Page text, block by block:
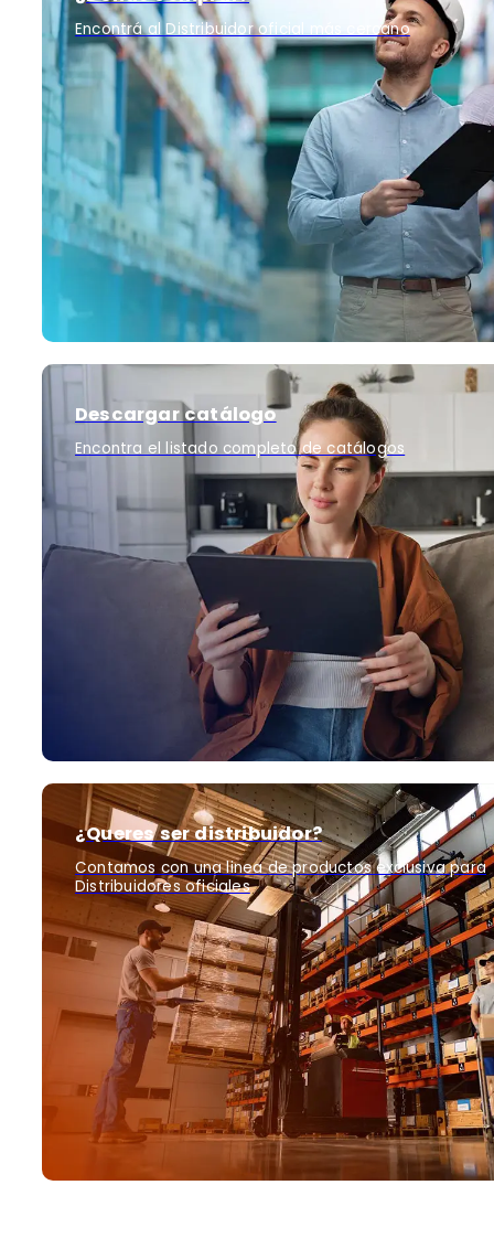
Encontrá al Distribuidor oficial más cercano
Descargar catálogo
Encontra el listado completo de catálogos
¿Queres ser distribuidor?
Contamos con una linea de productos exclusiva para
Distribuidores oficiales